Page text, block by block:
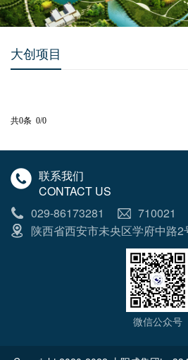
大创项目
共0条 0/0
联系我们
CONTACT US
029-86173281
710021
陕西省西安市未央区学府中路2
微信公众号